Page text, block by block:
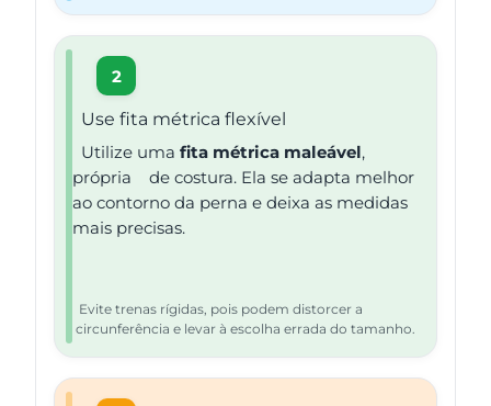
2
Use fita métrica flexível
Utilize uma fita métrica maleável,
própria de costura. Ela se adapta melhor
ao contorno da perna e deixa as medidas
mais precisas.
Evite trenas rígidas, pois podem distorcer a
circunferência e levar à escolha errada do tamanho.